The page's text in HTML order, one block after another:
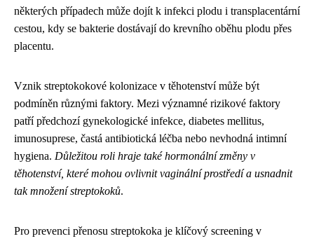
některých případech může dojít k infekci plodu i transplacentární
cestou, kdy se bakterie dostávají do krevního oběhu plodu přes
placentu.
Vznik streptokokové kolonizace v těhotenství může být
podmíněn různými faktory. Mezi významné rizikové faktory
patří předchozí gynekologické infekce, diabetes mellitus,
imunosuprese, častá antibiotická léčba nebo nevhodná intimní
hygiena. Důležitou roli hraje také hormonální změny v
těhotenství, které mohou ovlivnit vaginální prostředí a usnadnit
tak množení streptokoků.
Pro prevenci přenosu streptokoka je klíčový screening v